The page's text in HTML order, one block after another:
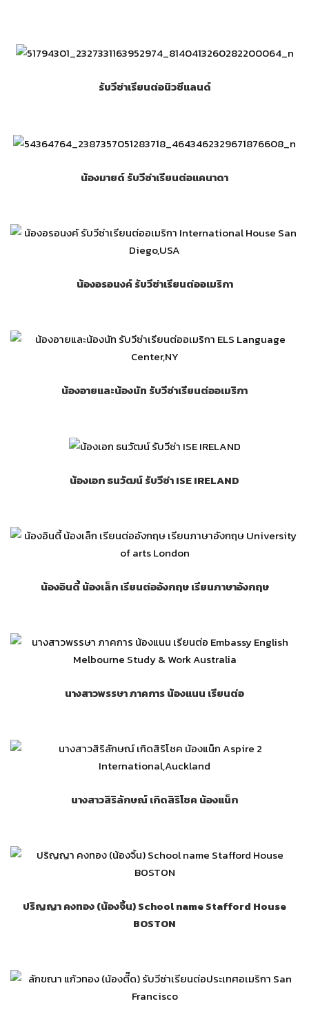
รับวีซ่าเรียนต่อนิวซีแลนด์
น้องมายด์ รับวีซ่าเรียนต่อแคนาดา
น้องอรอนงค์ รับวีซ่าเรียนต่ออเมริกา
น้องอายและน้องนัท รับวีซ่าเรียนต่ออเมริกา
น้องเอก ธนวัฒน์ รับวีซ่า ISE IRELAND
น้องอินดี้ น้องเล็ก เรียนต่ออังกฤษ เรียนภาษาอังกฤษ
นางสาวพรรษา ภาคการ น้องแนน เรียนต่อ
นางสาวสิริลักษณ์ เกิดสิริโชค น้องแน็ก
ปริญญา คงทอง (น้องจิ้น) School name Stafford House
BOSTON